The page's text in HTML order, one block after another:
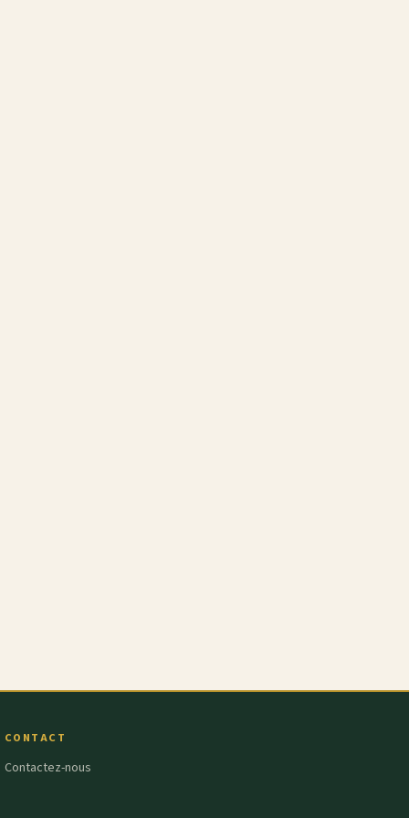
CONTACT
Contactez-nous